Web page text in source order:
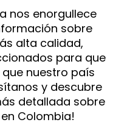
nos enorgullece
sobre
alta calidad,
para que
nuestro país
y descubre
detallada sobre
Colombia!